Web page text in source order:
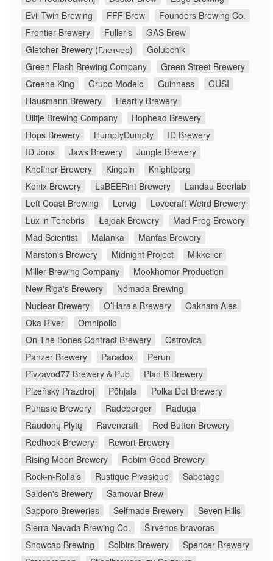
Evil Twin Brewing
FFF Brew
Founders Brewing Co.
Frontier Brewery
Fuller’s
GAS Brew
Gletcher Brewery (Глетчер)
Golubchik
Green Flash Brewing Company
Green Street Brewery
Greene King
Grupo Modelo Guinness
GUSI
Hausmann Brewery
Heartly Brewery
Uiltje Brewing Company
Hophead Brewery
Hops Brewery
HumptyDumpty
ID Brewery
ID Jons
Jaws Brewery
Jungle Brewery
Khoffner Brewery
Kingpin
Knightberg
Konix Brewery
LaBEERint Brewery
Landau Beerlab
Left Coast Brewing
Lervig
Lovecraft Weird Brewery
Lux in Tenebris
Łajdak Brewery
Mad Frog Brewery
Mad Scientist
Malanka
Manfas Brewery
Marston's Brewery
Midnight Project
Mikkeller
Miller Brewing Company
Mookhomor Production
New Riga's Brewery
Nómada Brewing
Nuclear Brewery
O’Hara’s Brewery
Oakham Ales
Oka River
Omnipollo
On The Bones Contract Brewery
Ostrovica
Panzer Brewery
Paradox
Perun
Pivzavod77 Brewery & Pub
Plan B Brewery
Plzeňský Prazdroj
Põhjala
Polka Dot Brewery
Pühaste Brewery
Radeberger
Raduga
Raudonų Plytų
Ravencraft
Red Button Brewery
Redhook Brewery
Rewort Brewery
Rising Moon Brewery
Robim Good Brewery
Rock-n-Rolla’s
Rustique Pivasique
Sabotage
Salden's Brewery
Samovar Brew
Sapporo Breweries
Selfmade Brewery
Seven Hills
Sierra Nevada Brewing Co.
Širvėnos bravoras
Snowcap Brewing
Solbirs Brewery
Spencer Brewery